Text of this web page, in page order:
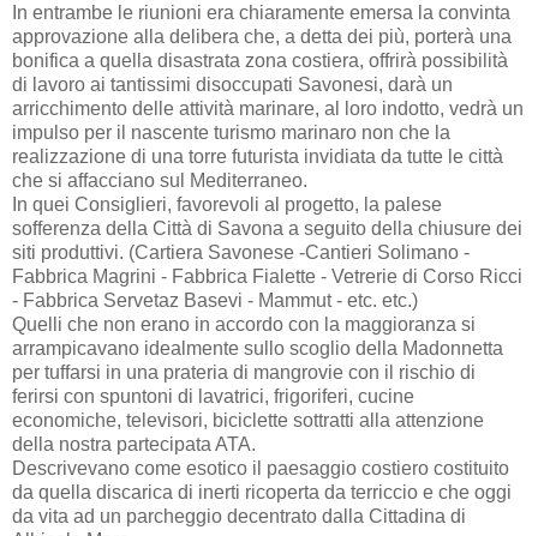
In entrambe le riunioni era chiaramente emersa la convinta
approvazione alla delibera che, a detta dei più, porterà una
bonifica a quella disastrata zona costiera, offrirà possibilità
di lavoro ai tantissimi disoccupati Savonesi, darà un
arricchimento delle attività marinare, al loro indotto, vedrà un
impulso per il nascente turismo marinaro non che la
realizzazione di una torre futurista invidiata da tutte le città
che si affacciano sul Mediterraneo.
In quei Consiglieri, favorevoli al progetto, la palese
sofferenza della Città di Savona a seguito della chiusure dei
siti produttivi. (Cartiera Savonese -Cantieri Solimano -
Fabbrica Magrini - Fabbrica Fialette - Vetrerie di Corso Ricci
- Fabbrica Servetaz Basevi - Mammut - etc. etc.)
Quelli che non erano in accordo con la maggioranza si
arrampicavano idealmente sullo scoglio della Madonnetta
per tuffarsi in una prateria di mangrovie con il rischio di
ferirsi con spuntoni di lavatrici, frigoriferi, cucine
economiche, televisori, biciclette sottratti alla attenzione
della nostra partecipata ATA.
Descrivevano come esotico il paesaggio costiero costituito
da quella discarica di inerti ricoperta da terriccio e che oggi
da vita ad un parcheggio decentrato dalla Cittadina di